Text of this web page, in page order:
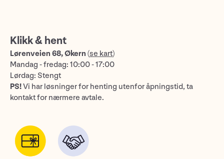
Klikk & hent
Lørenveien 68, Økern (se kart)
Mandag - fredag: 10:00 - 17:00
Lørdag: Stengt
PS!Vi har løsninger for henting utenfor åpningstid, ta
kontakt for nærmere avtale.